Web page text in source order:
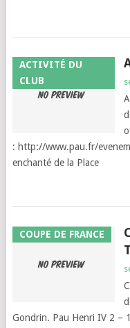
ACTIVITÉ DU
CLUB
: http://www.pau.fr/
enchanté de la Place
COUPE DE FRANCE
Gondrin. Pau Henri IV 2 –